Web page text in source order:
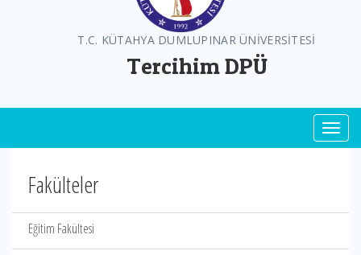
T.C. KÜTAHYA DUMLUPINAR ÜNİVERSİTESİ
Tercihim DPÜ
Fakülteler
Eğitim Fakültesi